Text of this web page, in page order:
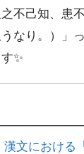
之不己知、患
なり。）」
✨
漢文における